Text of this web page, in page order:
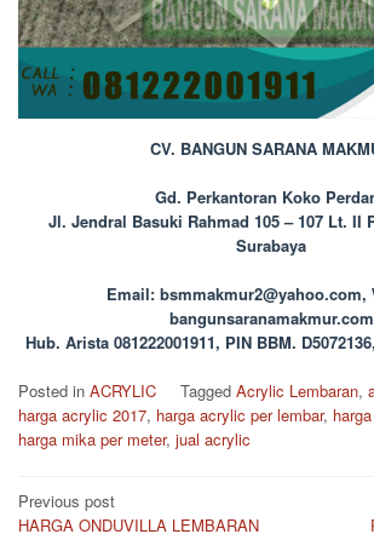
CV. BANGUN SARANA
Gd. Perkantoran Koko
Jl. Jendral Basuki Rahmad 105 – 107 Lt. II
Surabaya
Email: bsmmakmur2@yahoo.com,
bangunsaranamakmur.com
Hub. Arista 081222001911, PIN BBM.
Posted in ACRYLIC Tagged Acrylic Lembaran,
harga acrylic 2017, harga acrylic per lembar,
harga mika per meter, jual acrylic
Post
Previous post
HARGA ONDUVILLA LEMBARAN